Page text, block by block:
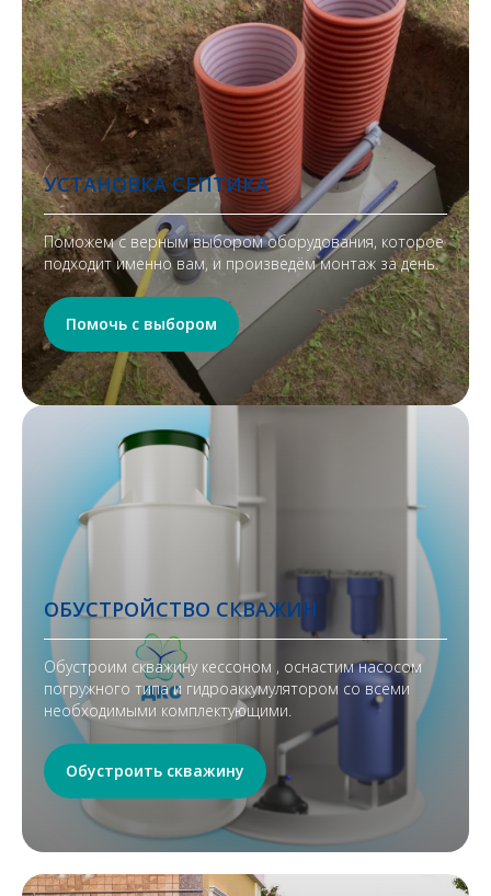
УСТАНОВКА СЕПТИКА
Поможем с верным выбором оборудования, которое
подходит именно вам, и произведём монтаж за день.
Помочь с выбором
ОБУСТРОЙСТВО СКВАЖИН
Обустроим скважину кессоном , оснастим насосом
погружного типа и гидроаккумулятором со всеми
необходимыми комплектующими.
Обустроить скважину